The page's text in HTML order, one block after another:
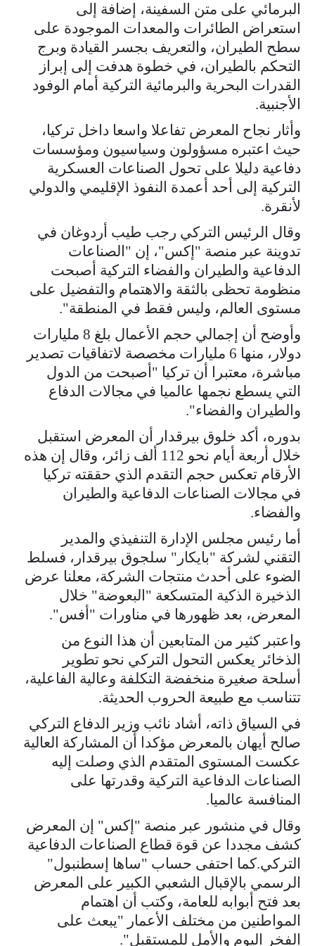
البرمائي على متن السفينة، إضافة إلى
استعراض الطائرات والمعدات الموجودة على
سطح الطيران، والتعريف بجسر القيادة وبرج
التحكم بالطيران، في خطوة هدفت إلى إبراز
القدرات البحرية والبرمائية التركية أمام الوفود
الأجنبية.
وأثار نجاح المعرض تفاعلا واسعا داخل تركيا،
حيث اعتبره مسؤولون وسياسيون ومؤسسات
دفاعية دليلا على تحول الصناعات العسكرية
التركية إلى أحد أعمدة النفوذ الإقليمي والدولي
لأنقرة.
وقال الرئيس التركي رجب طيب أردوغان في
تدوينة عبر منصة "إكس"، إن "الصناعات
الدفاعية والطيران والفضاء التركية أصبحت
منظومة تحظى بالثقة والاهتمام والتفضيل على
مستوى العالم، وليس فقط في المنطقة".
وأوضح أن إجمالي حجم الأعمال بلغ 8 مليارات
دولار، منها 6 مليارات مخصصة لاتفاقيات تصدير
مباشرة، معتبرا أن تركيا "أصبحت من الدول
التي يسطع نجمها عالميا في مجالات الدفاع
والطيران والفضاء".
بدوره، أكد خلوق بيرقدار أن المعرض استقبل
خلال أربعة أيام نحو 112 ألف زائر، وقال إن هذه
الأرقام تعكس حجم التقدم الذي حققته تركيا
في مجالات الصناعات الدفاعية والطيران
والفضاء.
أما رئيس مجلس الإدارة التنفيذي والمدير
التقني لشركة "بايكار" سلجوق بيرقدار، فسلط
الضوء على أحدث منتجات الشركة، معلنا عرض
الذخيرة الذكية المتسكعة "البعوضة" خلال
المعرض، بعد ظهورها في مناورات "أفس".
واعتبر كثير من المتابعين أن هذا النوع من
الذخائر يعكس التحول التركي نحو تطوير
أسلحة صغيرة منخفضة التكلفة وعالية الفاعلية،
تتناسب مع طبيعة الحروب الحديثة.
في السياق ذاته، أشاد نائب وزير الدفاع التركي
صالح أيهان بالمعرض مؤكدا أن المشاركة العالية
عكست المستوى المتقدم الذي وصلت إليه
الصناعات الدفاعية التركية وقدرتها على
المنافسة عالميا.
وقال في منشور عبر منصة "إكس" إن المعرض
كشف مجددا عن قوة قطاع الصناعات الدفاعية
التركي.كما احتفى حساب "ساها إسطنبول"
الرسمي بالإقبال الشعبي الكبير على المعرض
بعد فتح أبوابه للعامة، وكتب أن اهتمام
المواطنين من مختلف الأعمار "يبعث على
الفخر اليوم والأمل للمستقبل".